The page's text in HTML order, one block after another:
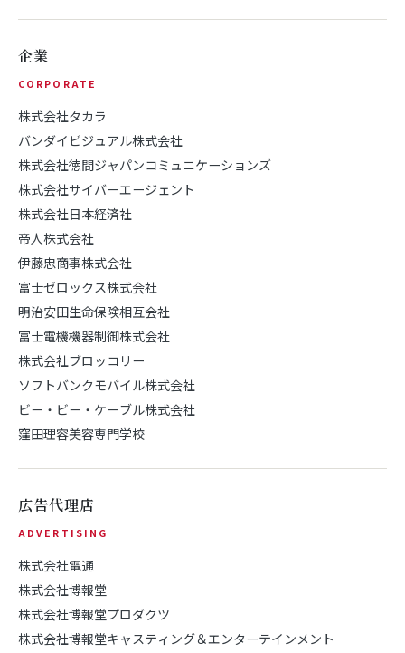
企業
CORPORATE
株式会社タカラ
バンダイビジュアル株式会社
株式会社徳間ジャパンコミュニケーションズ
株式会社サイバーエージェント
株式会社日本経済社
帝人株式会社
伊藤忠商事株式会社
富士ゼロックス株式会社
明治安田生命保険相互会社
富士電機機器制御株式会社
株式会社ブロッコリー
ソフトバンクモバイル株式会社
ビー・ビー・ケーブル株式会社
窪田理容美容専門学校
広告代理店
ADVERTISING
株式会社電通
株式会社博報堂
株式会社博報堂プロダクツ
株式会社博報堂キャスティング＆エンターテインメント